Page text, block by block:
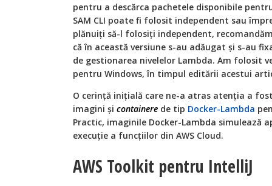
pentru a descărca pachetele disponibile
SAM CLI poate fi folosit independent sau
plănuiți să-l folosiți independent,
că în această versiune s-au adăugat și s-au
de gestionarea nivelelor Lambda. Am folosit
pentru Windows, în timpul editării acestui
O cerință inițială care ne-a atras atenția a fost
imagini și containere de tip Docker-Lambda
Practic, imaginile Docker-Lambda simulează
execuție a funcțiilor din AWS Cloud.
AWS Toolkit pentru IntelliJ